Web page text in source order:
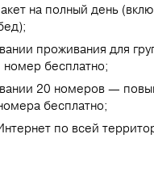
на полный день
проживания для
бесплатно;
20 номеров —
бесплатно;
по всей